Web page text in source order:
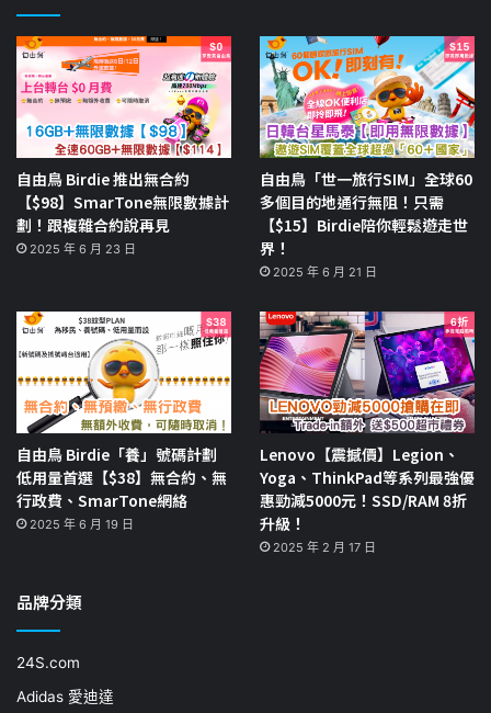
自由鳥 Birdie 推出無合約
【$98】SmarTone無限數據計
劃！跟複雜合約說再見
2025 年 6 月 23 日
自由鳥「世一旅行SIM」全球60
多個目的地通行無阻！只需
【$15】Birdie陪你輕鬆遊走世
界！
2025 年 6 月 21 日
自由鳥 Birdie「養」號碼計劃
低用量首選【$38】無合約、無
行政費、SmarTone網絡
2025 年 6 月 19 日
Lenovo【震撼價】Legion、
Yoga、ThinkPad等系列最強優
惠勁減5000元！SSD/RAM 8折
升級！
2025 年 2 月 17 日
品牌分類
24S.com
Adidas 愛迪達